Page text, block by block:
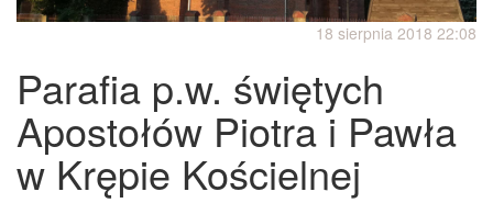
18 sierpnia 2018 22:08
Parafia p.w. świętych
Apostołów Piotra i Pawła
w Krępie Kościelnej